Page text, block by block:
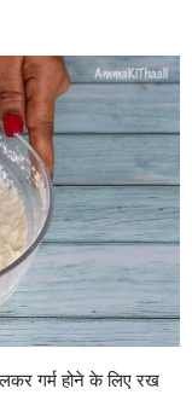
गर्म होने के लिए रख